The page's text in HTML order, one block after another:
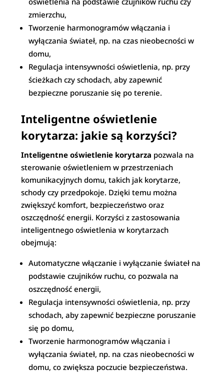
zmierzchu,
Tworzenie harmonogramów włączania i
wyłączania świateł, np. na czas nieobecności w
domu,
Regulacja intensywności oświetlenia, np. przy
ścieżkach czy schodach, aby zapewnić
bezpieczne poruszanie się po terenie.
Inteligentne oświetlenie
korytarza: jakie są korzyści?
Inteligentne oświetlenie korytarza pozwala na
sterowanie oświetleniem w przestrzeniach
komunikacyjnych domu, takich jak korytarze,
schody czy przedpokoje. Dzięki temu można
zwiększyć komfort, bezpieczeństwo oraz
oszczędność energii. Korzyści z zastosowania
inteligentnego oświetlenia w korytarzach
obejmują:
Automatyczne włączanie i wyłączanie świateł na
podstawie czujników ruchu, co pozwala na
oszczędność energii,
Regulacja intensywności oświetlenia, np. przy
schodach, aby zapewnić bezpieczne poruszanie
się po domu,
Tworzenie harmonogramów włączania i
wyłączania świateł, np. na czas nieobecności w
domu, co zwiększa poczucie bezpieczeństwa.